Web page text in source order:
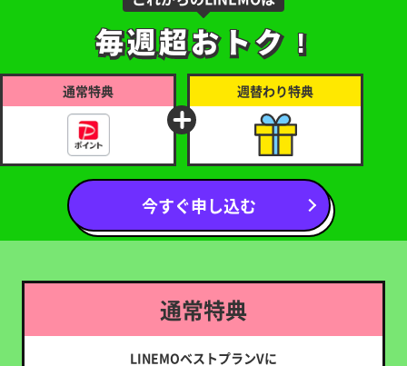
毎週超おトク !
毎週超おトク !
通常特典 週替わり特典
今すぐ申し込む
通常特典
LINEMOベストプランVに